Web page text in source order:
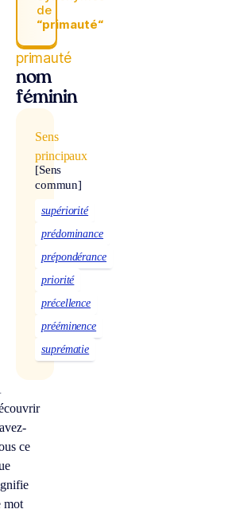
de
“primauté“
primauté
nom
féminin
Sens
principaux
[Sens
commun]
supériorité
prédominance
prépondérance
priorité
précellence
prééminence
suprématie
ce
mot